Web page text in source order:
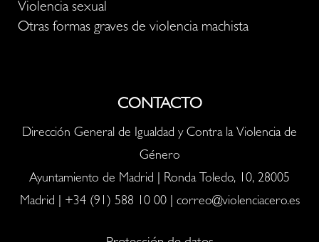
Violencia sexual
Otras formas graves de violencia machista
CONTACTO
Dirección General de Igualdad y Contra la Violencia de
Género
Ayuntamiento de Madrid | Ronda Toledo, 10, 28005
Madrid | +34 (91) 588 10 00| correo@violenciacero.es